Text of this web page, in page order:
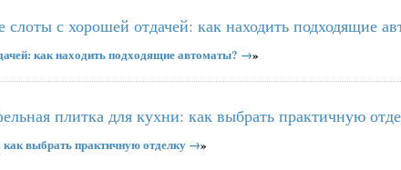
слоты с хорошей отдачей: как находить подходящие
как находить подходящие автоматы? →»
плитка для кухни: как выбрать практичную
выбрать практичную отделку →»